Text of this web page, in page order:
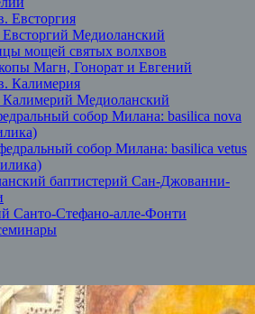
Евсторгия
Евсторгий Медиоланский
мощей святых волхвов
Магн, Гонорат и Евгений
Калимерия
Калимерий Медиоланский
собор Милана: basilica nova
собор Милана: basilica vetus
баптистерий Сан-Джованни-
Санто-Стефано-алле-Фонти